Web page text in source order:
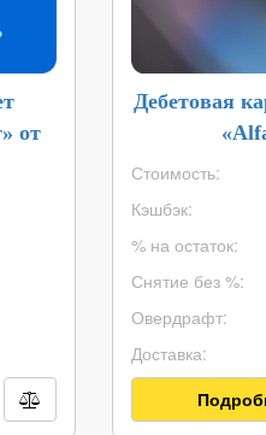
от
Дебетовая
Стоимость:
Кэшбэк:
% на остаток:
Снятие без %:
Овердрафт:
Доставка: